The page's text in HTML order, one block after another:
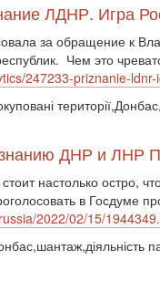
ЛДНР. Игра
за обращение к
Чем это
247233-priznanie-
ДНР и ЛНР
настолько остро,
в Госдуме
2022/02/15/